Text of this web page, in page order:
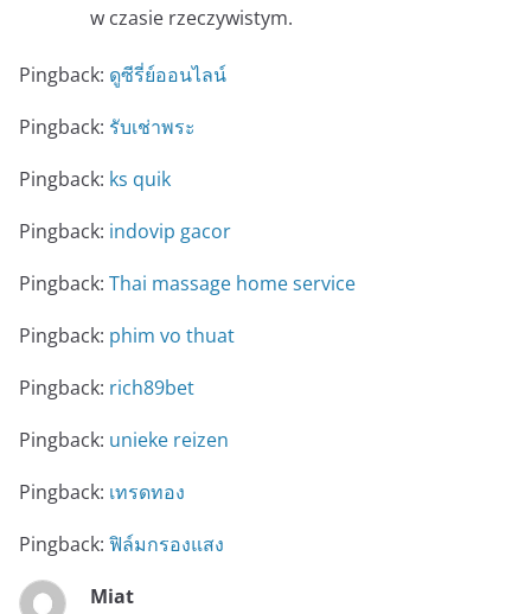
w czasie rzeczywistym.
Pingback: ดูซีรี่ย์ออนไลน์
Pingback: รับเช่าพระ
Pingback: ks quik
Pingback: indovip gacor
Pingback: Thai massage home service
Pingback: phim vo thuat
Pingback: rich89bet
Pingback: unieke reizen
Pingback: เทรดทอง
Pingback: ฟิล์มกรองแสง
Miat